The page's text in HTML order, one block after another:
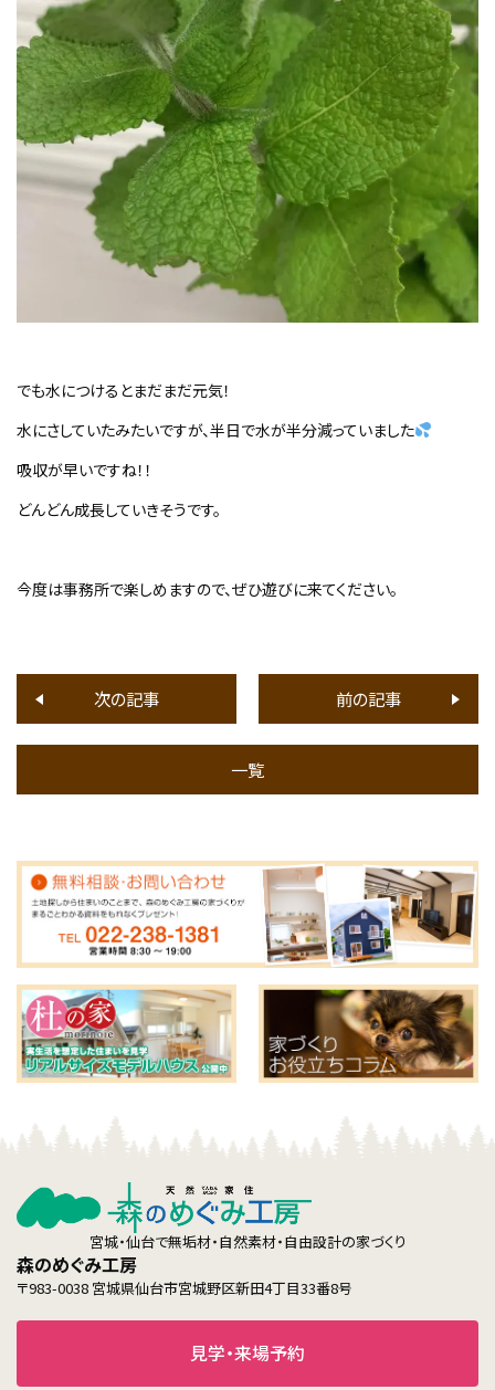
でも水につけるとまだまだ元気！
水にさしていたみたいですが、半日で水が半分減っていました
吸収が早いですね！！
どんどん成長していきそうです。
今度は事務所で楽しめますので、ぜひ遊びに来てください。
次の記事
一覧
前の記事
宮城・仙台で無垢材・自然素材・自由設計の家づくり
森のめぐみ工房
〒983-0038 宮城県仙台市宮城野区新田4丁目33番8号
見学・来場予約